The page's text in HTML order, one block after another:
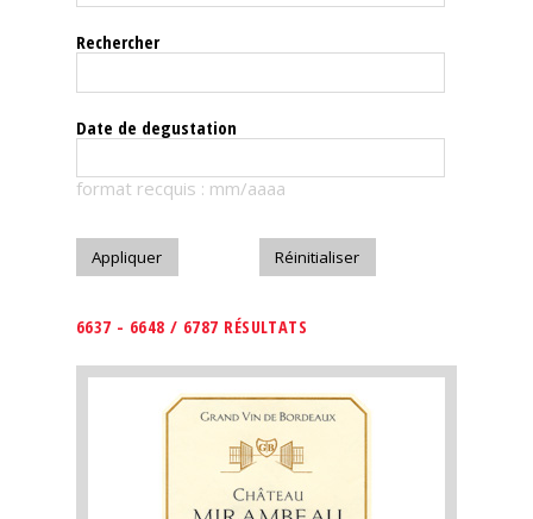
Le
magazine
Télécharger
Rechercher
Date de degustation
format recquis : mm/aaaa
6637 - 6648 / 6787 RÉSULTATS